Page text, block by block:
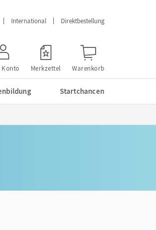
International Direktbestellung
Konto Merkzettel Warenkorb
Startchancen